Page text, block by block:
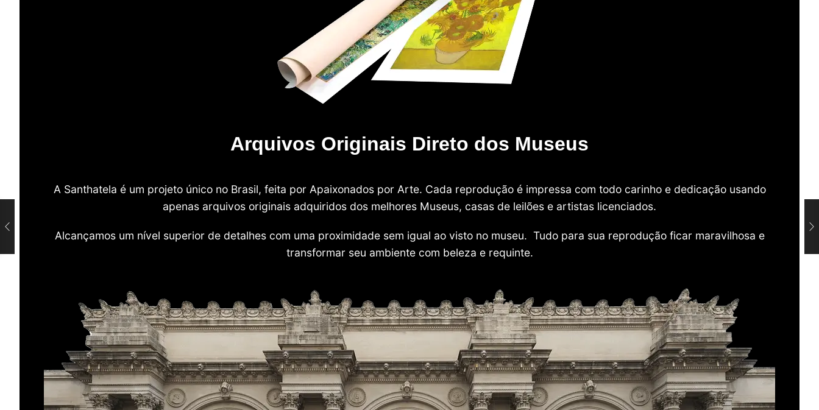
Arquivos Originais Direto dos Museus
A Santhatela é um projeto único no Brasil, feita por Apaixonados por Arte. Cada reprodução é impressa com todo carinho e dedicação usando
apenas arquivos originais adquiridos dos melhores Museus, casas de leilões e artistas licenciados.
Alcançamos um nível superior de detalhes com uma proximidade sem igual ao visto no museu. Tudo para sua reprodução ficar maravilhosa e
transformar seu ambiente com beleza e requinte.